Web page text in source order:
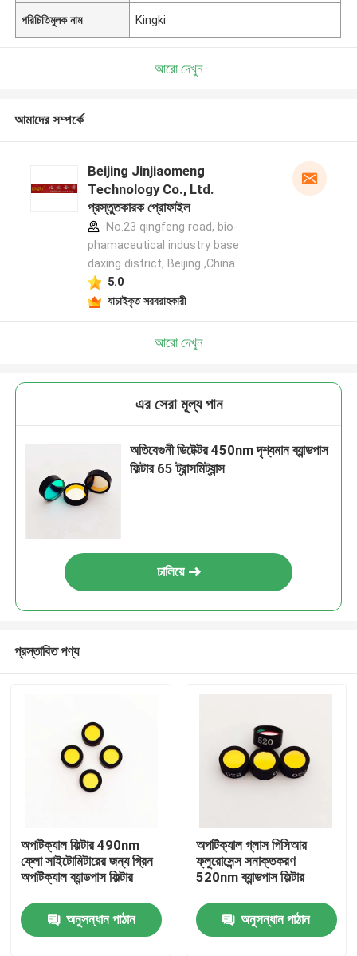
পরিচিতিমুলক নাম Kingki
আরো দেখুন
আমাদের সম্পর্কে
Beijing Jinjiaomeng
Technology Co., Ltd.
প্রস্তুতকারক প্রোফাইল
No.23 qingfeng road, bio-
phamaceutical industry base
daxing district, Beijing ,China
5.0
যাচাইকৃত সরবরাহকারী
আরো দেখুন
এর সেরা মূল্য পান
অতিবেগুনী ডিটেক্টর 450nm দৃশ্যমান ব্যান্ডপাস
ফিল্টার 65 ট্রান্সমিট্যান্স
চালিয়ে
প্রস্তাবিত পণ্য
অপটিক্যাল ফিল্টার 490nm
ফ্লো সাইটোমিটারের জন্য গ্রিন
অপটিক্যাল ব্যান্ডপাস ফিল্টার
অনুসন্ধান পাঠান
অপটিক্যাল গ্লাস পিসিআর
ফ্লুরোসেন্স সনাক্তকরণ
520nm ব্যান্ডপাস ফিল্টার
অনুসন্ধান পাঠান